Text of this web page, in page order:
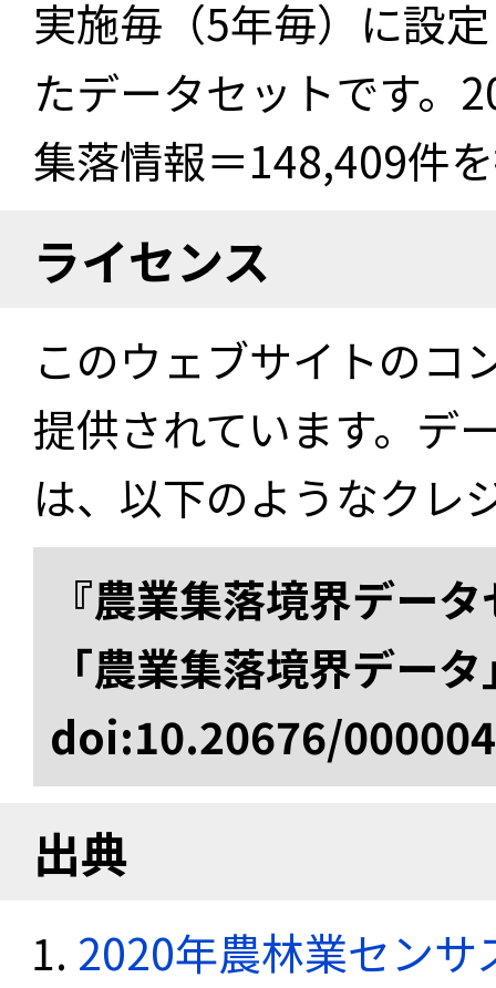
実施毎（5年毎）に設
たデータセットです。
集落情報＝148,409件
ライセンス
このウェブサイトのコ
提供されています。デ
は、以下のようなクレ
『農業集落境界デー
「農業集落境界デー
doi:10.20676/
出典
2020年農林業セン